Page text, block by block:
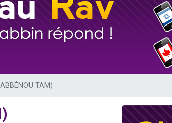
Sauvez la jambe de Yohan
Zoom
TAM)